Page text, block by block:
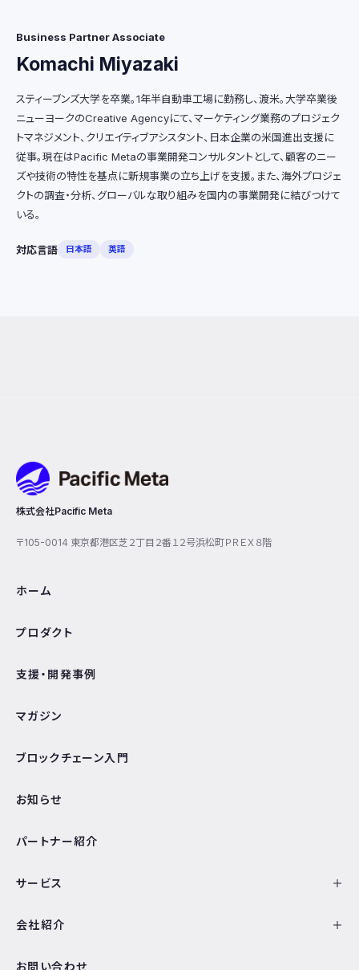
Business Partner Associate
Komachi Miyazaki
スティーブンズ大学を卒業。1年半自動車工場に勤務し、渡米。大学卒業後
ニューヨークのCreative Agencyにて、マーケティング業務のプロジェク
トマネジメント、クリエイティブアシスタント、日本企業の米国進出支援に
従事。現在はPacific Metaの事業開発コンサルタントとして、顧客のニー
ズや技術の特性を基点に新規事業の立ち上げを支援。また、海外プロジェ
クトの調査・分析、グローバルな取り組みを国内の事業開発に結びつけて
いる。
対応言語 日本語 英語
株式会社Pacific Meta
〒105-0014 東京都港区芝２丁目２番１２号浜松町ＰＲＥＸ８階
ホーム
プロダクト
支援・開発事例
マガジン
ブロックチェーン入門
お知らせ
パートナー紹介
サービス
会社紹介
お問い合わせ